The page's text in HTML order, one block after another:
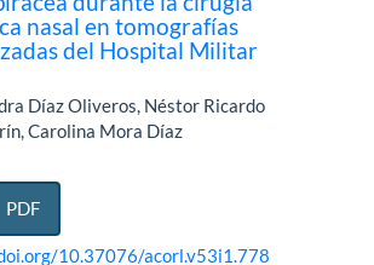
nasal en tomografías
del Hospital Militar
Díaz Oliveros, Néstor Ricardo
Carolina Mora Díaz
PDF
10.37076/acorl.v53i1.778